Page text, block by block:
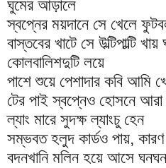
ঘুমের আড়ালে
স্বপ্নের ময়দানে সে খেলে
বাস্তবের খাটে সে উল্টিপাল্টি
কোলবালিশদুটি লয়ে
পাশে শুয়ে পেশাদার কবি আমি
টের পাই স্বপ্নেও হোসনে আরা
ল্যাং মারে সুদক্ষ ল্যাংচু হেন
সম্ভবত হলুদ কার্ডও পায়, কারণ
বদনখানি মলিন হয়ে আসে ঘনঘন